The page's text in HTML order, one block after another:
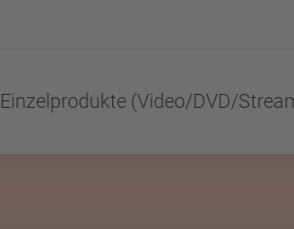
Einzelprodukte (Video/DVD/